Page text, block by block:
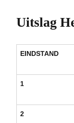
Uitslag
EINDSTAND
1
2